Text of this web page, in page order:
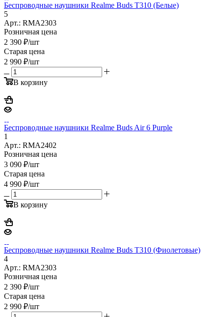
Беспроводные наушники Realme Buds T310 (Белые)
5
Арт.: RMA2303
Розничная цена
2 390 ₽/шт
Старая цена
2 990 ₽/шт
В корзину
Беспроводные наушники Realme Buds Air 6 Purple
1
Арт.: RMA2402
Розничная цена
3 090 ₽/шт
Старая цена
4 990 ₽/шт
В корзину
Беспроводные наушники Realme Buds T310 (Фиолетовые)
4
Арт.: RMA2303
Розничная цена
2 390 ₽/шт
Старая цена
2 990 ₽/шт